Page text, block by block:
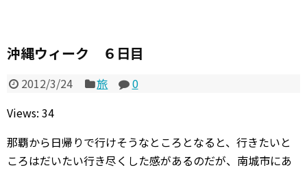
沖縄ウィーク ６日目
2012/3/24 旅
0
Views: 34
那覇から日帰りで行けそうなところとなると、行きたいと
ころはだいたい行き尽くした感があるのだが、南城市にあ